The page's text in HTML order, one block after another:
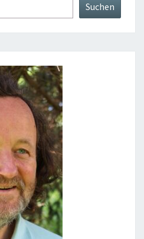
Suchen